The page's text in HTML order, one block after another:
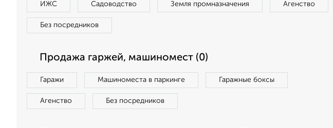
ИЖС Садоводство Земля промназначения Агенство
Без посредников
Продажа гаржей, машиномест (0)
Гаражи Машиноместа в паркинге Гаражные боксы
Агенство Без посредников